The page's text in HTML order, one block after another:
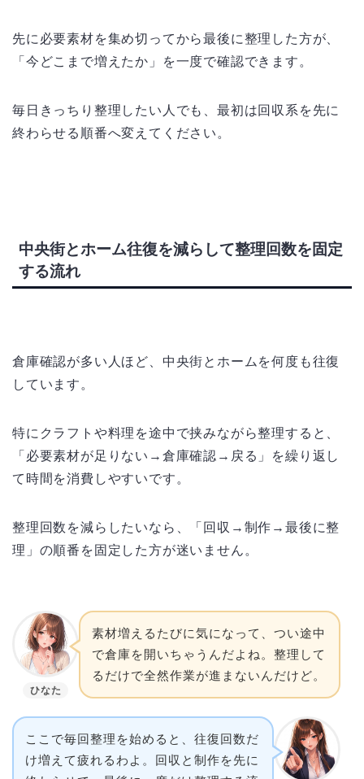
先に必要素材を集め切ってから最後に整理した方が、
「今どこまで増えたか」を一度で確認できます。
毎日きっちり整理したい人でも、最初は回収系を先に
終わらせる順番へ変えてください。
中央街とホーム往復を減らして整理回数を固定
する流れ
倉庫確認が多い人ほど、中央街とホームを何度も往復
しています。
特にクラフトや料理を途中で挟みながら整理すると、
「必要素材が足りない→倉庫確認→戻る」を繰り返し
て時間を消費しやすいです。
整理回数を減らしたいなら、「回収→制作→最後に整
理」の順番を固定した方が迷いません。
ひなた
素材増えるたびに気になって、つい途中
で倉庫を開いちゃうんだよね。整理して
るだけで全然作業が進まないんだけど。
ここで毎回整理を始めると、往復回数だ
け増えて疲れるわよ。回収と制作を先に